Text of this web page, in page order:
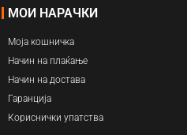
МОИ НАРАЧКИ
Моја кошничка
Начин на плаќање
Начин на достава
Гаранција
Кориснички упатства